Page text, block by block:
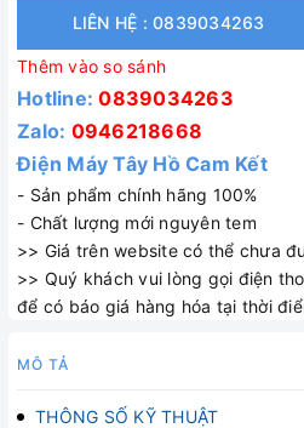
LIÊN HỆ : 0839034263
Thêm vào so sánh
Hotline:0839034263
Zalo: 0946218668
Điện Máy Tây Hồ Cam Kết
- Sản phẩm chính hãng 100%
- Chất lượng mới nguyên tem
>> Giá trên website có thể chưa
>> Quý khách vui lòng gọi điện
để có báo giá hàng hóa tại thời
MÔ TẢ
THÔNG SỐ KỸ THUẬT